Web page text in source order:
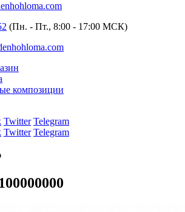
(Пн. - Пт., 8:00 - 17:00 МСК)
композиции
Twitter Telegram
Twitter Telegram